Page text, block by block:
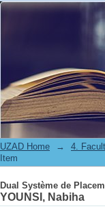
Dual Système de
UZAD Home →
Item
Dual Système de
YOUNSI, Nabiha